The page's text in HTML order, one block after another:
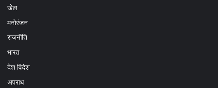
खेल
मनोरंजन
राजनीति
भारत
देश विदेश
अपराध